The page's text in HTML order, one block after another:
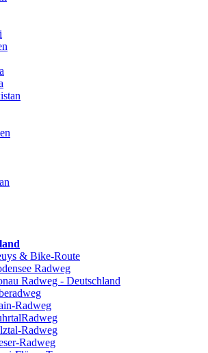
& Bike-Route
Radweg
Radweg - Deutschland
Radweg
Radweg
Radweg